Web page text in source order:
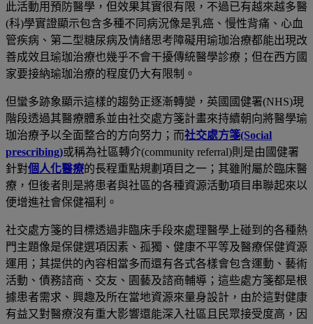
此活動用預防醫學，但效果其實很有限，不過已有越來越多醫
(科)學實證顯示包含多種不同病況像是乳癌、慢性背痛、心血
管疾病、第二型糖尿病及情緒思考障礙用瑜珈治療都能出現改
善成效且瑜珈治療也幾乎不會干擾傳統醫學診療；但在西方國
家要接納瑜珈治療的程度仍大有限制。
但蠻多跡象顯示這樣的趨勢正逐漸轉變， 英國國健署(NHS)現
階段透過其醫療體系並由社交處方箋計畫來持續朝向將醫學瑜
珈治療予以全面整合的方向努力；而社交處方箋(Social
prescribing)或稱為社區轉介(community referral)則是由國健署
針對個人化醫療的長程重點規劃項目之一；其雖附屬於臨床醫
療，但後者則是將患者與社區的各種資源活動項目串聯起來以
便增進社會保健福利。
社交處方箋的目標透過非臨床手段來處理醫學上碰到的各種熱
門主題像是保健選項因素、孤獨、健康不平等及醫療保健資源
運用；其提供的內容相當多而還有各式各樣會包含運動、藝術
活動、債務諮商、交友、園藝及諮商輔導；這些處方箋都是根
據患者需求、興趣及所在當地資源來量身設計，由於這對健康
有益又對醫療沒有重大影響還能深入社區且民眾接受度高，因